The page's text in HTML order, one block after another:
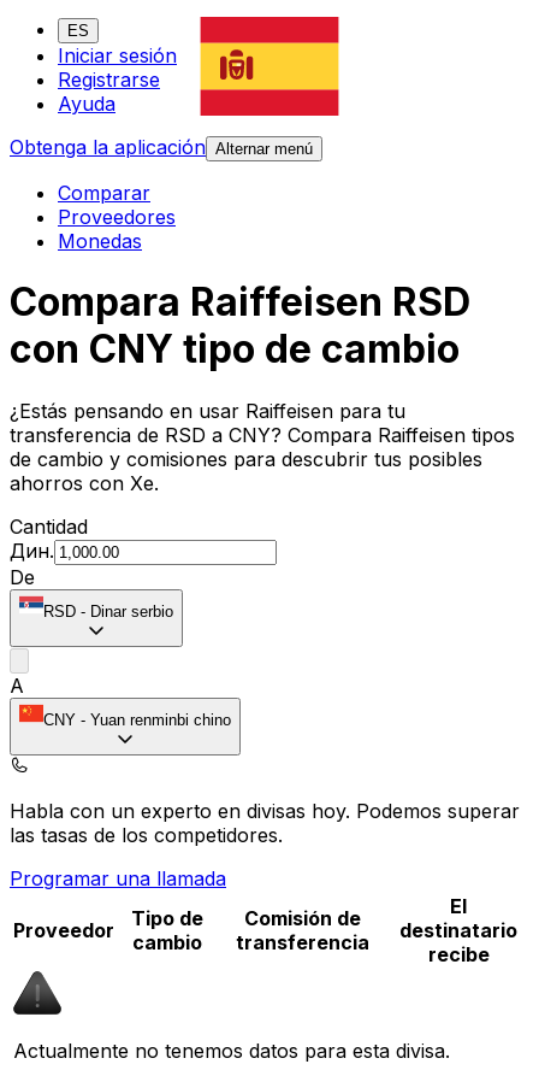
ES
Iniciar sesión
Registrarse
Ayuda
Obtenga la aplicación Alternar menú
Comparar
Proveedores
Monedas
Compara Raiffeisen RSD
con CNY tipo de cambio
¿Estás pensando en usar Raiffeisen para tu
transferencia de RSD a CNY? Compara Raiffeisen tipos
de cambio y comisiones para descubrir tus posibles
ahorros con Xe.
Cantidad
Дин.
De
RSD - Dinar serbio
A
CNY - Yuan renminbi chino
Habla con un experto en divisas hoy. Podemos superar
las tasas de los competidores.
Programar una llamada
Proveedor
Tipo de
cambio
Comisión de
transferencia
El
destinatario
recibe
Actualmente no tenemos datos para esta divisa.